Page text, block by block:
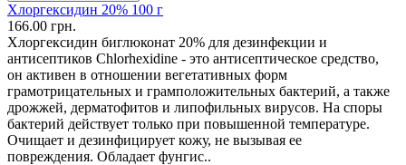
Хлоргексидин 20% 100 г
166.00 грн.
Хлоргексидин биглюконат 20% для дезинфекции и
антисептиков Chlorhexidine - это антисептическое средство,
он активен в отношении вегетативных форм
грамотрицательных и грамположительных бактерий, а также
дрожжей, дерматофитов и липофильных вирусов. На споры
бактерий действует только при повышенной температуре.
Очищает и дезинфицирует кожу, не вызывая ее
повреждения. Обладает фунгис..